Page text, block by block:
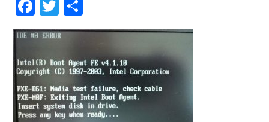
Facebook
Twitter
有